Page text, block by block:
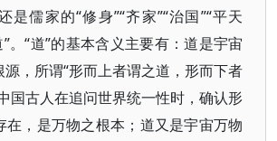
是儒家的“修身”“齐家”“治国”“平天
。“道”的基本含义主要有：道是宇宙
，所谓“形而上者谓之道，形而下者
国古人在追问世界统一性时，确认形
在，是万物之根本；道又是宇宙万物